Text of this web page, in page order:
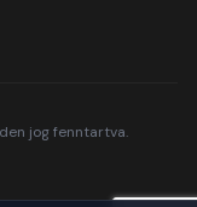
jog fenntartva.